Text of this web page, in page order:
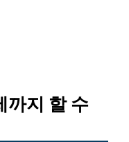
까지 할 수